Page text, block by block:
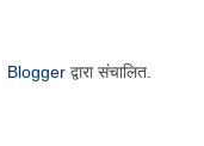
Bloggerद्वारा संचालित.